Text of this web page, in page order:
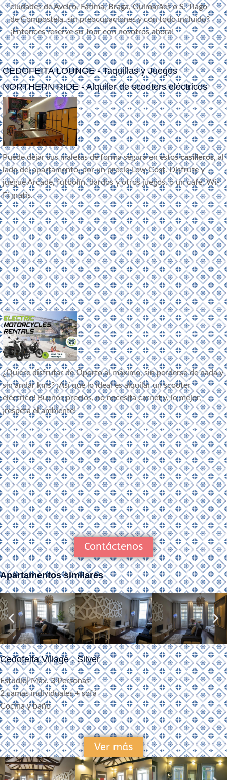
ciudades de Aveiro, Fátima, Braga, Guimarães o S. Tiago
de Compostela, sin preocupaciones y con todo incluido?
¡Entonces reserve su Tour con nosotros ahora!
CEDOFEITA LOUNGE - Taquillas y Juegos
NORTHERN RIDE - Alquiler de scooters eléctricos
Puede dejar sus maletas de forma segura en estoscasilleros, al
lado del apartamento, por un precio Low Cost. Disfrute y
juegue Arcade, futbolín, dardos y otros juegos, o un café. Wi-
Fi gratis.
¿Quiere disfrutar de Oporto al máximo, sin perderse de nada y
sin andar kms? ¡Así que lo ideal es alquilar un scooter
eléctrico! Buenos precios, no necesita carnet y, lo mejor,
¡respeta el ambiente!
Contáctenos
Apartamentos similares
Cedofeita Village - Silver
Estudio| Máx.3Personas
2 camas individuales + sofá
Cocina y baño
Ver más